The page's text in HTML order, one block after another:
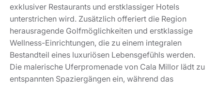
exklusiver Restaurants und erstklassiger Hotels
unterstrichen wird. Zusätzlich offeriert die Region
herausragende Golfmöglichkeiten und erstklassige
Wellness-Einrichtungen, die zu einem integralen
Bestandteil eines luxuriösen Lebensgefühls werden.
Die malerische Uferpromenade von Cala Millor lädt zu
entspannten Spaziergängen ein, während das